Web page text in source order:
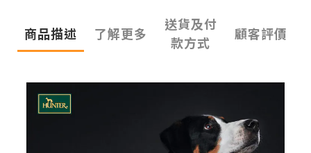
商品描述 了解更多
送貨及付
款方式
顧客評價